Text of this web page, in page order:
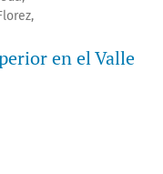
en el Valle